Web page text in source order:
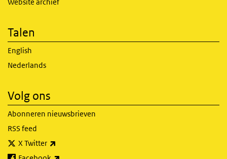
Talen
English
Nederlands
Volg ons
Abonneren nieuwsbrieven
RSS feed
X Twitter